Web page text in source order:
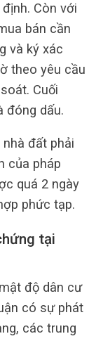
Còn với
bán cần
và ký xác
theo yêu cầu
Cuối
đóng dấu.
đất phải
của pháp
quá 2 ngày
phức tạp.
tại
độ dân cư
có sự phát
các trung